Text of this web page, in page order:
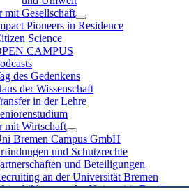
mit Gesellschaft
Pioneers in Residence
Science
CAMPUS
des Gedenkens
der Wissenschaft
in der Lehre
mit Wirtschaft
Bremen Campus GmbH
und Schutzrechte
und Beteiligungen
an der Universität Bremen
an der Universität Bremen